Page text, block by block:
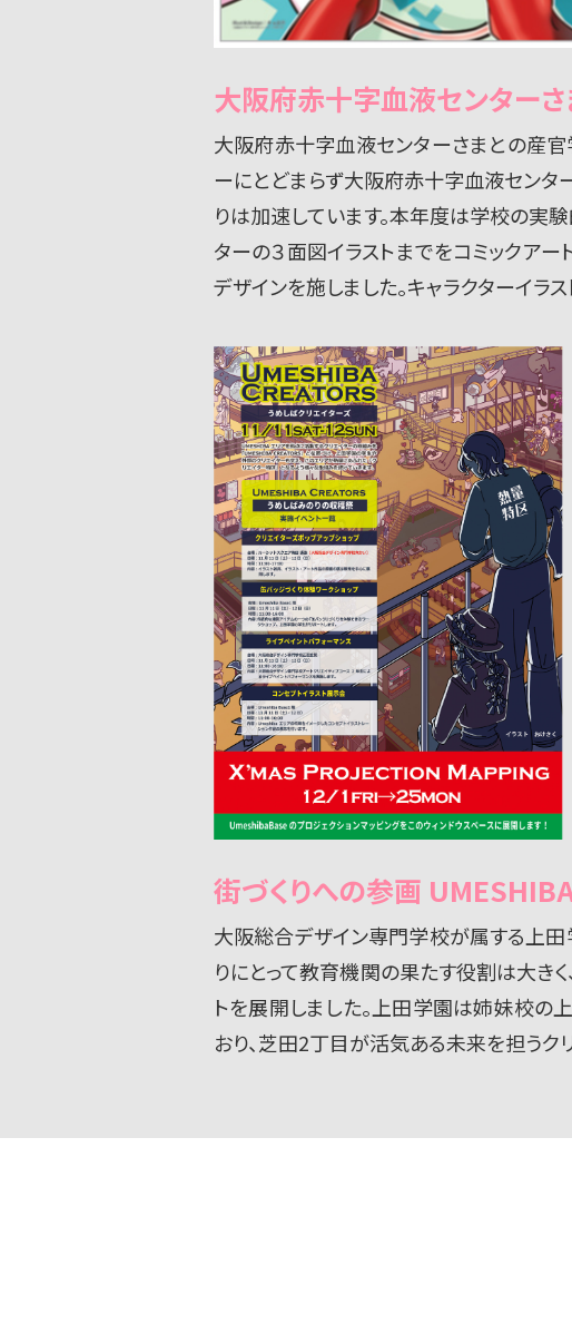
大阪府赤十字血液センター
大阪府赤十字血液センターさまとの産
ーにとどまらず大阪府赤十字血液センタ
りは加速しています。本年度は学校の実
ターの３面図イラストまでをコミックアー
デザインを施しました。キャラクターイ
街づくりへの参画
大阪総合デザイン専門学校が属する上田
りにとって教育機関の果たす役割は大き
トを展開しました。上田学園は姉妹校の
おり、芝田2丁目が活気ある未来を担うク